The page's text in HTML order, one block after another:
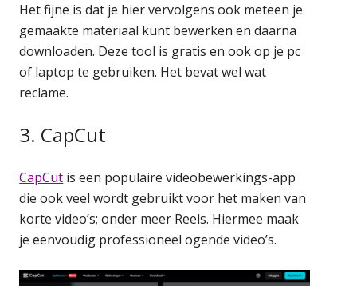
Het fijne is dat je hier vervolgens ook meteen je
gemaakte materiaal kunt bewerken en daarna
downloaden. Deze tool is gratis en ook op je pc
of laptop te gebruiken. Het bevat wel wat
reclame.
3. CapCut
CapCut is een populaire videobewerkings-app
die ook veel wordt gebruikt voor het maken van
korte video’s; onder meer Reels. Hiermee maak
je eenvoudig professioneel ogende video’s.